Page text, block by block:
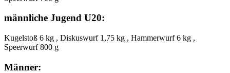
männliche Jugend U20:
Kugelstoß 6 kg , Diskuswurf 1,75 kg , Hammerwurf 6 kg ,
Speerwurf 800 g
Männer: